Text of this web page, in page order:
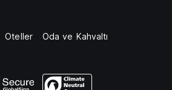
Oteller Oda ve Kahvaltı